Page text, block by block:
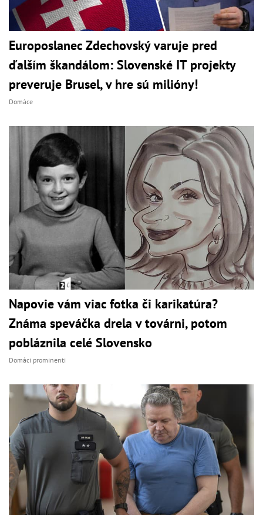
Europoslanec Zdechovský varuje pred
ďalším škandálom: Slovenské IT projekty
preveruje Brusel, v hre sú milióny!
Domáce
Napovie vám viac fotka či karikatúra?
Známa speváčka drela v továrni, potom
pobláznila celé Slovensko
Domáci prominenti